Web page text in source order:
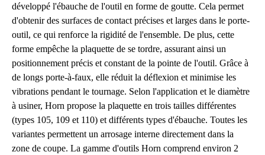
développé l'ébauche de l'outil en forme de goutte. Cela permet
d'obtenir des surfaces de contact précises et larges dans le porte-
outil, ce qui renforce la rigidité de l'ensemble. De plus, cette
forme empêche la plaquette de se tordre, assurant ainsi un
positionnement précis et constant de la pointe de l'outil. Grâce à
de longs porte-à-faux, elle réduit la déflexion et minimise les
vibrations pendant le tournage. Selon l'application et le diamètre
à usiner, Horn propose la plaquette en trois tailles différentes
(types 105, 109 et 110) et différents types d'ébauche. Toutes les
variantes permettent un arrosage interne directement dans la
zone de coupe. La gamme d'outils Horn comprend environ 2